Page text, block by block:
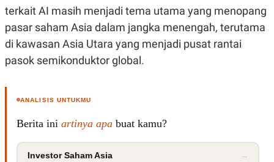
terkait AI masih menjadi tema utama yang menopang
pasar saham Asia dalam jangka menengah, terutama
di kawasan Asia Utara yang menjadi pusat rantai
pasok semikonduktor global.
ANALISIS UNTUKMU
Berita ini artinya apa buat kamu?
Investor Saham Asia →